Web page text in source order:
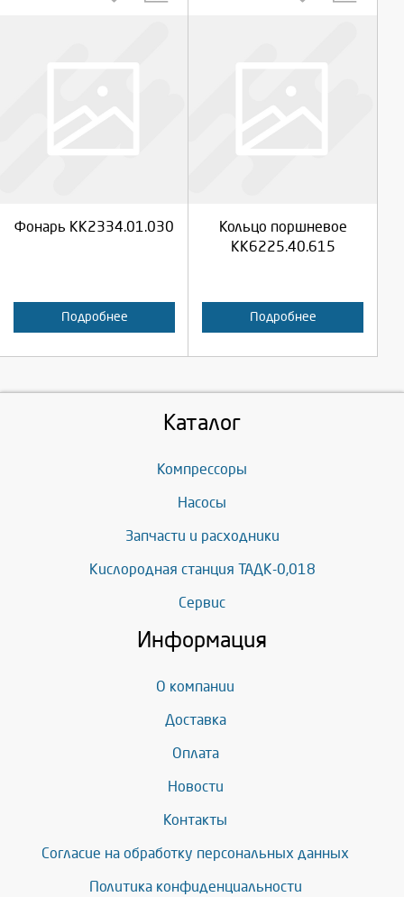
Фонарь КК2334.01.030
Подробнее
Кольцо поршневое
КК6225.40.615
Подробнее
Отмена
Каталог
Компрессоры
Насосы
Запчасти и расходники
Кислородная станция ТАДК-0,018
Сервис
Информация
О компании
Доставка
Оплата
Новости
Контакты
Согласие на обработку персональных данных
Политика конфиденциальности